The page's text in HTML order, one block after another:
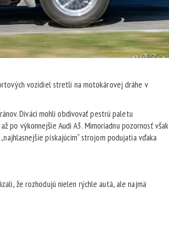
vozidiel stretli na motokárovej dráhe v
Diváci mohli obdivovať pestrú paletu
po výkonnejšie Audi A3. Mimoriadnu pozornosť však
pískajúcim“ strojom podujatia vďaka
že rozhodujú nielen rýchle autá, ale najmä